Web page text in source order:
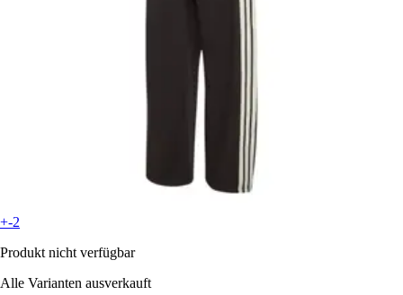
+-2
Produkt nicht verfügbar
Alle Varianten ausverkauft